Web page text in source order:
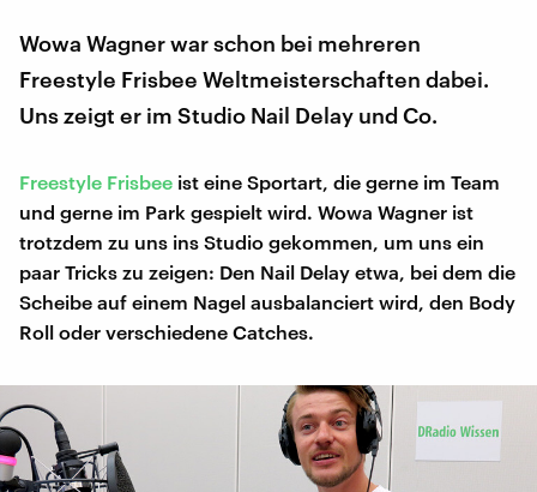
Wowa Wagner war schon bei mehreren
Freestyle Frisbee Weltmeisterschaften dabei.
Uns zeigt er im Studio Nail Delay und Co.
Freestyle Frisbee ist eine Sportart, die gerne im Team
und gerne im Park gespielt wird. Wowa Wagner ist
trotzdem zu uns ins Studio gekommen, um uns ein
paar Tricks zu zeigen: Den Nail Delay etwa, bei dem die
Scheibe auf einem Nagel ausbalanciert wird, den Body
Roll oder verschiedene Catches.